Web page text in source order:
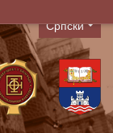
Language
Српски